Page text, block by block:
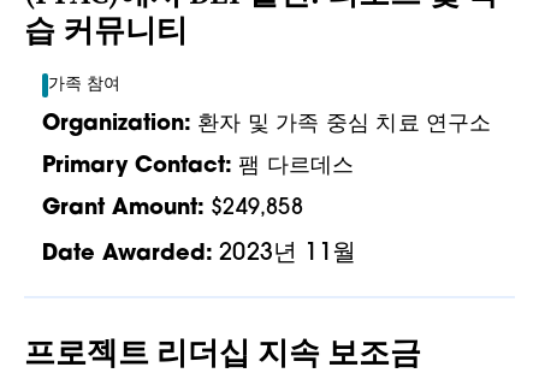
습 커뮤니티
가족 참여
Organization: 환자 및 가족 중심 치료 연구소
Primary Contact: 팸 다르데스
Grant Amount: $249,858
Date Awarded: 2023년 11월
프로젝트 리더십 지속 보조금